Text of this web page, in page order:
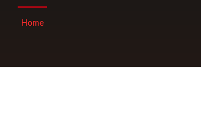
vélos et activités de plein air.
Home